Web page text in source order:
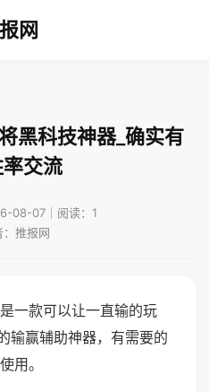
网
黑科技神器_确实有
交流
08-07｜阅读：1
：推报网
一款可以让一直输的玩
输赢辅助神器，有需要的
用。